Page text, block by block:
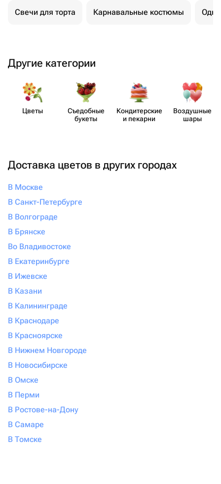
Свечи для торта Карнавальные костюмы
Другие категории
Цветы
Съедобные
букеты
Кондит​ерские
и пекарни
Воздушные
шары
Доставка цветов в других городах
В Москве
В Санкт-Петербурге
В Волгограде
В Брянске
Во Владивостоке
В Екатеринбурге
В Ижевске
В Казани
В Калининграде
В Краснодаре
В Красноярске
В Нижнем Новгороде
В Новосибирске
В Омске
В Перми
В Ростове-на-Дону
В Самаре
В Томске